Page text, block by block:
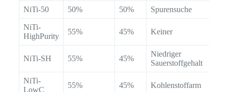
NiTi-50 50% 50% Spurensuche
NiTi-
HighPurity
55% 45% Keiner
NiTi-SH 55% 45%
Niedriger
Sauerstoffgehalt
NiTi-
LowC
55% 45% Kohlenstoffarm